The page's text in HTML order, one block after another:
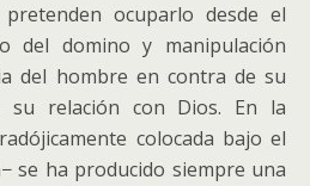
ocuparlo desde el
del domino y manipulación
del hombre en contra de su
su relación con Dios. En la
colocada bajo el
se ha producido siempre una